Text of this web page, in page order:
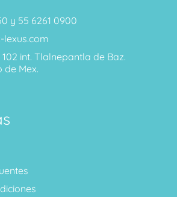
y 55 6261 0900
lexus.com
102 int. Tlalnepantla de Baz.
de Mex.